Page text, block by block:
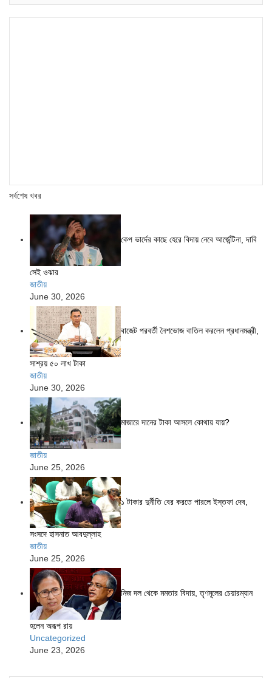
সর্বশেষ খবর
কেপ ভার্দের কাছে হেরে বিদায় নেবে আর্জেন্টিনা, দাবি
সেই ওঝার
জাতীয়
June 30, 2026
বাজেট পরবর্তী নৈশভোজ বাতিল করলেন প্রধানমন্ত্রী,
সাশ্রয় ৫০ লাখ টাকা
জাতীয়
June 30, 2026
মাজারে দানের টাকা আসলে কোথায় যায়?
জাতীয়
June 25, 2026
১ টাকার দুর্নীতি বের করতে পারলে ইস্তফা দেব,
সংসদে হাসনাত আবদুল্লাহ
জাতীয়
June 25, 2026
নিজ দল থেকে মমতার বিদায়, তৃণমূলের চেয়ারম্যান
হলেন অরূপ রায়
Uncategorized
June 23, 2026